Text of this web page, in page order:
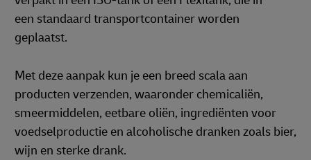
een standaard transportcontainer worden
geplaatst.
Met deze aanpak kun je een breed scala aan
producten verzenden, waaronder chemicaliën,
smeermiddelen, eetbare oliën, ingrediënten voor
voedselproductie en alcoholische dranken zoals bier,
wijn en sterke drank.